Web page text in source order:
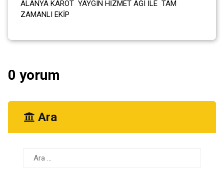
ALANYA KAROT YAYGIN HİZMET AĞI İLE TAM
ZAMANLI EKİP
0 yorum
Ara
Arama: